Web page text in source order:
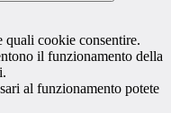
quali cookie consentire.
il funzionamento della
al funzionamento potete